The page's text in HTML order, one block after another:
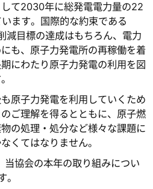
て2030年に総発電電力量の22
ます。国際的な約束である
減目標の達成はもちろん、電力
も、原子力発電所の再稼働を着
にわたり原子力発電の利用を図
原子力発電を利用していくため
ご理解を得るとともに、原子燃
の処理・処分など様々な課題に
くてはなりません。
協会の本年の取り組みについ